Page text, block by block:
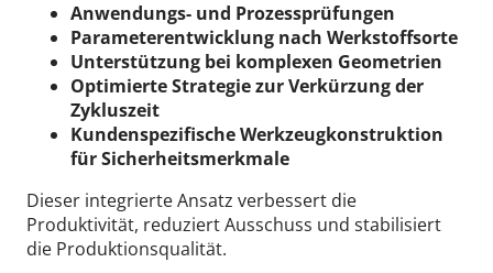
Anwendungs- und Prozessprüfungen
Parameterentwicklung nach Werkstoffsorte
Unterstützung bei komplexen Geometrien
Optimierte Strategie zur Verkürzung der
Zykluszeit
Kundenspezifische Werkzeugkonstruktion
für Sicherheitsmerkmale
Dieser integrierte Ansatz verbessert die
Produktivität, reduziert Ausschuss und stabilisiert
die Produktionsqualität.